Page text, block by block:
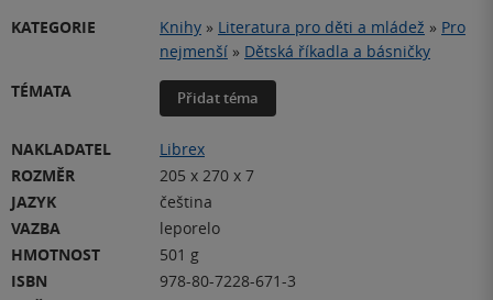
KATEGORIE Knihy » Literatura pro děti a mládež » Pro
nejmenší » Dětská říkadla a básničky
TÉMATA
Přidat téma
NAKLADATEL
Librex
ROZMĚR
205 x 270 x 7
JAZYK
čeština
VAZBA
leporelo
HMOTNOST
501 g
ISBN
978-80-7228-671-3